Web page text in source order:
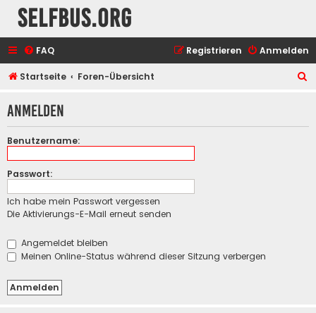
selfbus.org
FAQ Anmelden
Registrieren
Startseite Foren-Übersicht
h
Anmelden
Benutzername:
Passwort:
Ich habe mein Passwort vergessen
Die Aktivierungs-E-Mail erneut senden
Angemeldet bleiben
Meinen Online-Status während dieser Sitzung verbergen